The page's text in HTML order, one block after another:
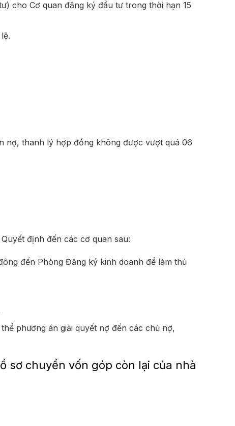
cho Cơ quan đăng ký đầu tư trong thời hạn 15
nợ, thanh lý hợp đồng không được vượt quá 06
định đến các cơ quan sau:
đến Phòng Đăng ký kinh doanh để làm thủ
phương án giải quyết nợ đến các chủ nợ,
sơ chuyển vốn góp còn lại của nhà